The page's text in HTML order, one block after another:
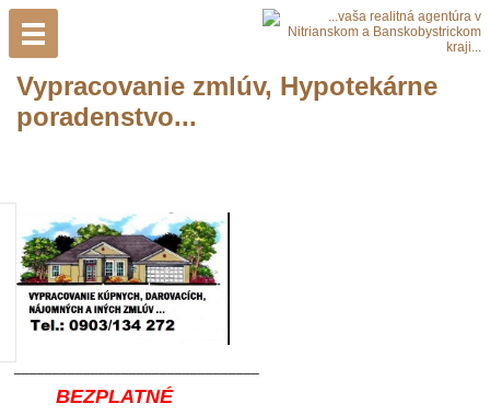
Vypracovanie zmlúv, Hypotekárne
poradenstvo...
________________________________
BEZPLATNÉ